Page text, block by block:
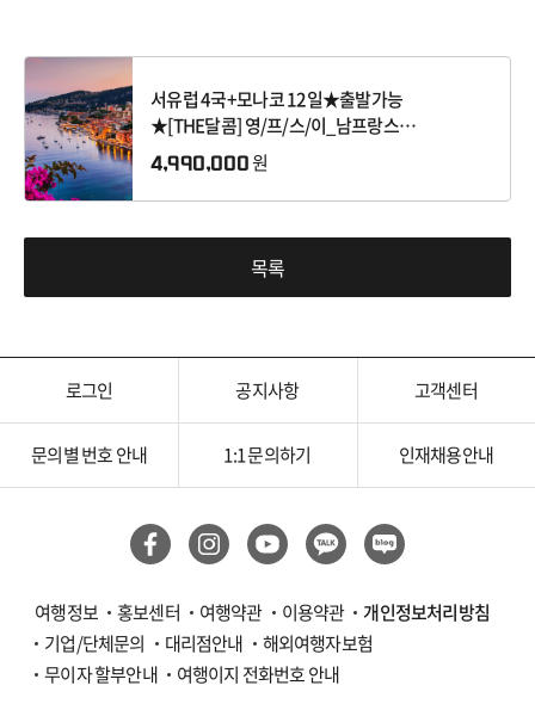
서유럽 4국+모나코 12일★출발가능
★[THE달콤] 영/프/스/이_남프랑스
2DAY_융프라우_피사_3대박물관
4,990,000 원
목록
로그인 공지사항 고객센터
문의별 번호 안내 1:1 문의하기 인재채용안내
여행정보 홍보센터 여행약관 이용약관
개인정보처리방침
기업/단체문의
대리점안내
해외여행자보험
무이자 할부안내
여행이지 전화번호 안내